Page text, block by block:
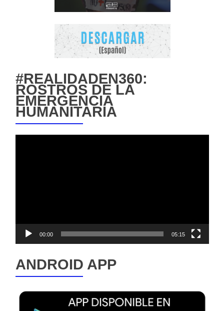
#REALIDADEN360:
ROSTROS DE LA
EMERGENCIA
HUMANITARIA
00:00 05:15
ANDROID APP